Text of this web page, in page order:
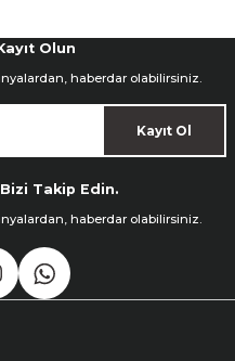
Olun
haberdar olabilirsiniz.
Kayıt Ol
Takip Edin.
haberdar olabilirsiniz.